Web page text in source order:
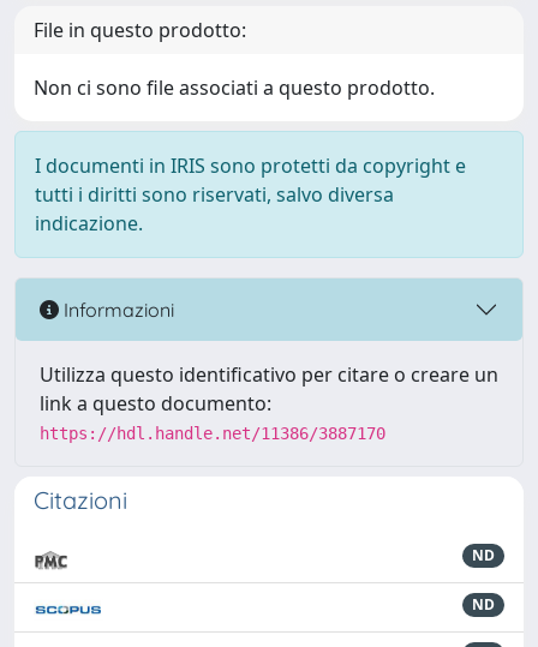
File in questo prodotto:
Non ci sono file associati a questo prodotto.
I documenti in IRIS sono protetti da copyright e
tutti i diritti sono riservati, salvo diversa
indicazione.
Informazioni
Utilizza questo identificativo per citare o creare un
link a questo documento:
https://hdl.handle.net/11386/3887170
Citazioni
ND
ND